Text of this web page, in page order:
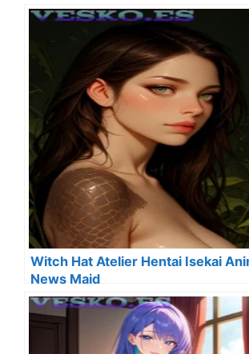
Witch Hat Atelier Hentai Isekai
News Maid